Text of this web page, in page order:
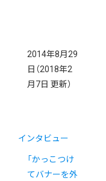
2014年8月29
日 （2018年2
月7日 更新）
インタビュー
「かっこつけ
てバナーを外